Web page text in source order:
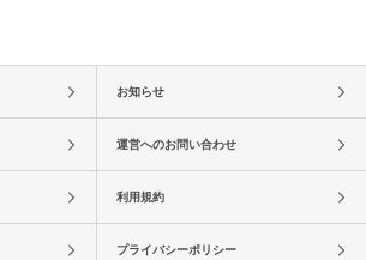
お知らせ
運営へのお問い合わせ
利用規約
プライバシーポリシー